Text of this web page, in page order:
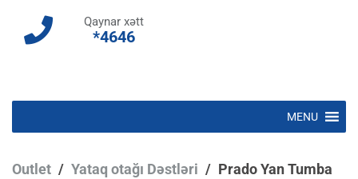
Qaynar xətt
*4646
Skip
content
MENU
Outlet / Yataq otağı Dəstləri / Prado Yan Tumba